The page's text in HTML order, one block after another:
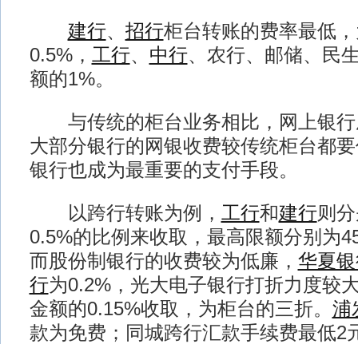
建行、 招行柜台转账的费率最低
0.5%， 工行、 中行、农行、邮储、民
额的1%。
与传统的柜台业务相比，网上银行
大部分银行的网银收费较传统柜台都
银行也成为最重要的支付手段。
以跨行转账为例， 工行和建行则
0.5%的比例来收取，最高限额分别为
而股份制银行的收费较为低廉， 华夏
行为0.2%，光大电子银行打折力度较
金额的0.15%收取，为柜台的三折。 浦
款为免费；同城跨行汇款手续费最低2